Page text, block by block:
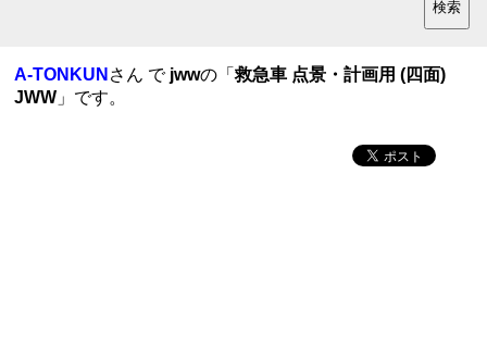
A-TONKUN さん で jwwの「救急車 点景・計画用 (四面)
JWW 」です。